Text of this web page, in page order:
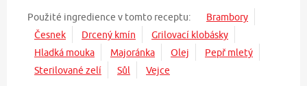
Použité ingredience v tomto receptu:
Brambory
Česnek
Drcený kmín
Grilovací klobásky
Hladká mouka
Majoránka Olej
Pepř mletý
Sterilované zelí
Sůl Vejce